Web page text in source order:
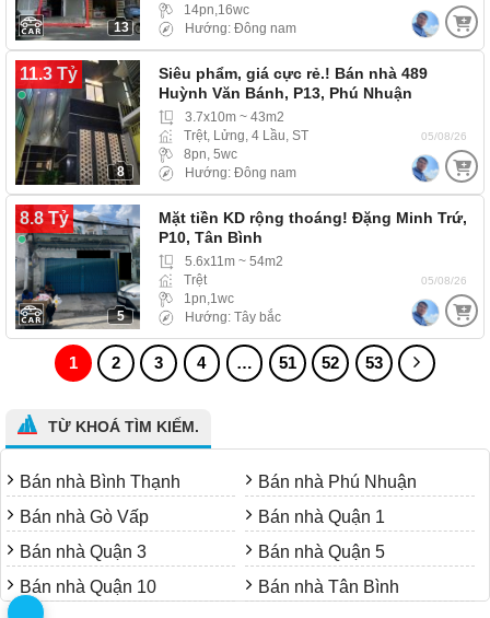
13
14pn,16wc
Hướng: Đông nam
11.3 Tỷ
8
Siêu phẩm, giá cực rẻ.! Bán nhà 489
Huỳnh Văn Bánh, P13, Phú Nhuận
3.7x10m ~ 43m2
Trệt, Lửng, 4 Lầu, ST
8pn, 5wc
Hướng: Đông nam
05/08/26
8.8 Tỷ
5
Mặt tiền KD rộng thoáng! Đặng Minh Trứ,
P10, Tân Bình
5.6x11m ~ 54m2
Trệt
1pn,1wc
Hướng: Tây bắc
05/08/26
1 2 3 4 … 51 52 53
TỪ KHOÁ TÌM KIẾM.
Bán nhà Bình Thạnh
Bán nhà Phú Nhuận
Bán nhà Gò Vấp
Bán nhà Quận 1
Bán nhà Quận 3
Bán nhà Quận 5
Bán nhà Quận 10
Bán nhà Tân Bình